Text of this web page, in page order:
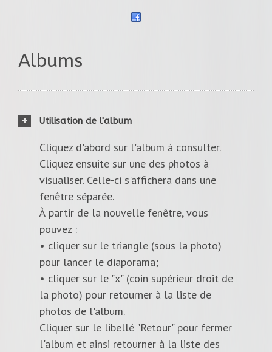
Albums
Utilisation de l'album
Cliquez d'abord sur l'album à consulter.
Cliquez ensuite sur une des photos à
visualiser. Celle-ci s'affichera dans une
fenêtre séparée.
À partir de la nouvelle fenêtre, vous
pouvez :
• cliquer sur le triangle (sous la photo)
pour lancer le diaporama;
• cliquer sur le "x" (coin supérieur droit de
la photo) pour retourner à la liste de
photos de l'album.
Cliquer sur le libellé "Retour" pour fermer
l'album et ainsi retourner à la liste des